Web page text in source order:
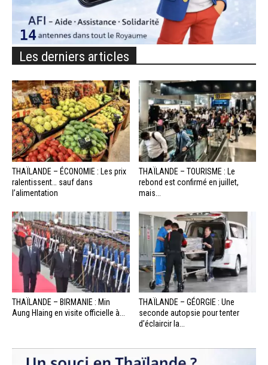
Les derniers articles
THAÏLANDE – ÉCONOMIE : Les prix
ralentissent… sauf dans
l’alimentation
THAÏLANDE – TOURISME : Le
rebond est confirmé en juillet,
mais...
THAÏLANDE – BIRMANIE : Min
Aung Hlaing en visite officielle à...
THAÏLANDE – GÉORGIE : Une
seconde autopsie pour tenter
d’éclaircir la...